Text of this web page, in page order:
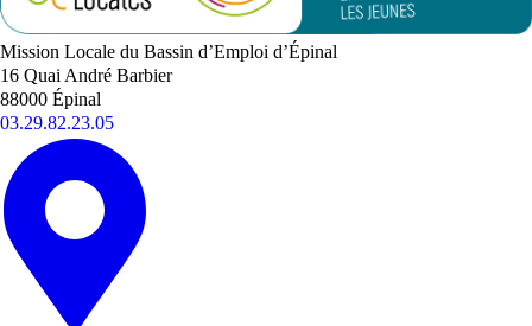
Mission Locale du Bassin d’Emploi d’Épinal
16 Quai André Barbier
88000 Épinal
03.29.82.23.05